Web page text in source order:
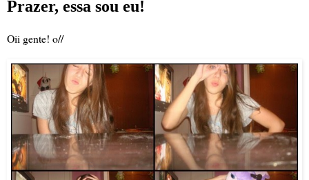
Prazer, essa sou eu!
Oii gente! o//